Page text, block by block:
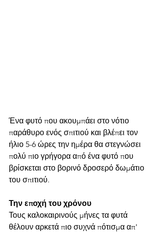
Ένα φυτό που ακουμπάει στο νότιο
παράθυρο ενός σπιτιού και βλέπει τον
ήλιο 5-6 ώρες την ημέρα θα στεγνώσει
πολύ πιο γρήγορα από ένα φυτό που
βρίσκεται στο βορινό δροσερό δωμάτιο
του σπιτιού.
Την εποχή του χρόνου
Τους καλοκαιρινούς μήνες τα φυτά
θέλουν αρκετά πιο συχνά πότισμα απ'